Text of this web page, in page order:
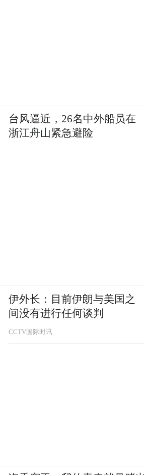
明星产品推荐
金科汤姆猫AI情感陪伴机
台风逼近，26名中外船员在
浙江舟山紧急避险
伊外长：目前伊朗与美国之
间没有进行任何谈判
CCTV国际时讯